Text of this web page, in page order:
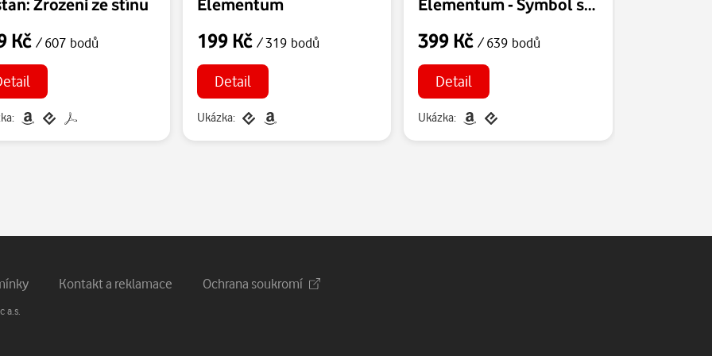
Kč / 607 bodů 199 Kč / 319 bodů
Detail
Ukázka:
399 Kč / 639 bodů
Detail
Ukázka:
Kontakt a reklamace Ochrana soukromí
a.s.